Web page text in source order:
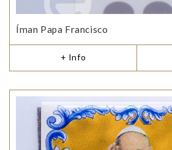
Íman Papa Francisco
+ Info